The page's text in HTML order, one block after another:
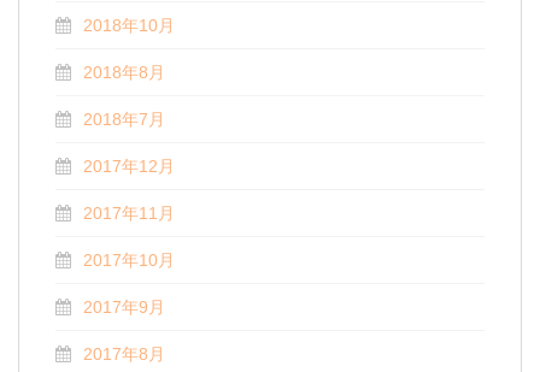
2018年10月
2018年8月
2018年7月
2017年12月
2017年11月
2017年10月
2017年9月
2017年8月